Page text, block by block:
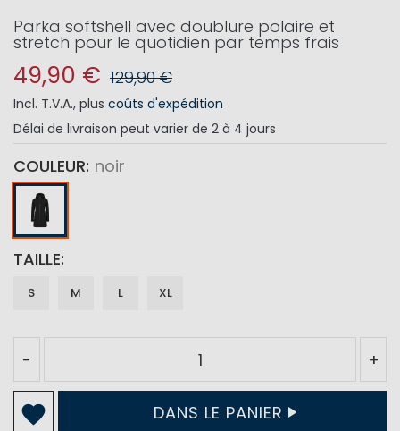
Parka softshell avec doublure polaire et
stretch pour le quotidien par temps frais
49,90 € 129,90 €
Incl. T.V.A., plus coûts d'expédition
Délai de livraison peut varier de 2 à 4 jours
COULEUR noir
TAILLE
S M L XL
- +
DANS LE PANIER